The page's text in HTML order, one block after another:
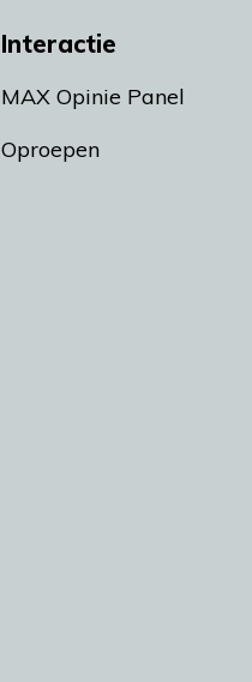
Interactie
MAX Opinie Panel
Oproepen